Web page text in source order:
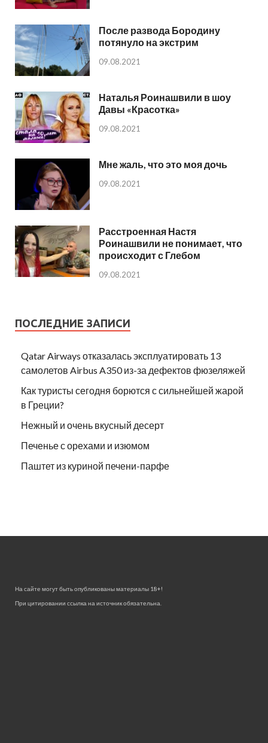
После развода Бородину
потянуло на экстрим
09.08.2021
Наталья Роинашвили в шоу
Давы «Красотка»
09.08.2021
Мне жаль, что это моя дочь
09.08.2021
Расстроенная Настя
Роинашвили не понимает, что
происходит с Глебом
09.08.2021
ПОСЛЕДНИЕ ЗАПИСИ
Qatar Airways отказалась эксплуатировать 13
самолетов Airbus A350 из-за дефектов фюзеляжей
Как туристы сегодня борются с сильнейшей жарой
в Греции?
Нежный и очень вкусный десерт
Печенье с орехами и изюмом
Паштет из куриной печени-парфе
На сайте могут быть опубликованы материалы 18+!
При цитировании ссылка на источник обязательна.